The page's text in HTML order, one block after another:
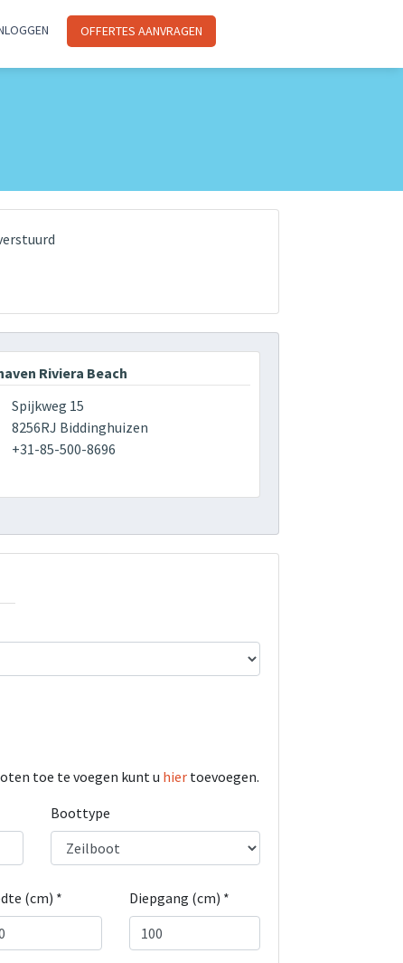
OFFERTES AANVRAGEN
Riviera Beach
Spijkweg 15
8256RJ Biddinghuizen
+31-85-500-8696
toe te voegen kunt u hier toevoegen.
Boottype
(cm) * Diepgang (cm) *